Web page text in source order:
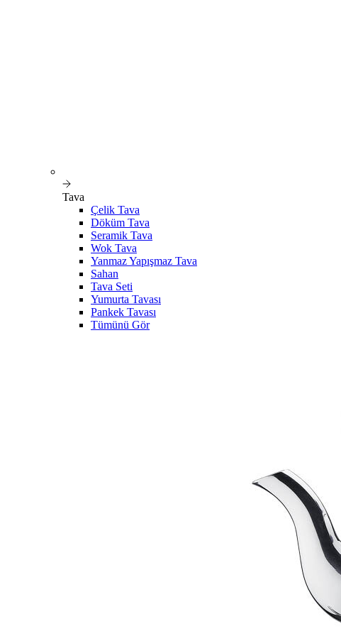
Tava
Çelik Tava
Döküm Tava
Seramik Tava
Wok Tava
Yanmaz Yapışmaz Tava
Sahan
Tava Seti
Yumurta Tavası
Pankek Tavası
Tümünü Gör